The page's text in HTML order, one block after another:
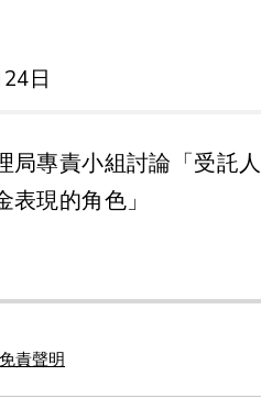
日
局專責小組討論「受託人
現的角色」
免責聲明